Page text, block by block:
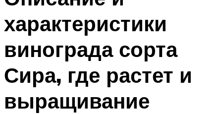
характеристики
винограда сорта
Сира, где растет и
выращивание